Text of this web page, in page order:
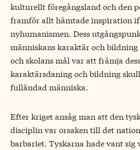
kulturellt föregångsland och den
framför allt hämtade inspiration
nyhumanismen. Dess
människans karaktär och bildning
och skolans mål var att främja
karaktärsdaning och bildning
fulländad människa.
Efter kriget ansåg man att den
disciplin var orsaken till det
barbariet. Tyskarna hade vant sig